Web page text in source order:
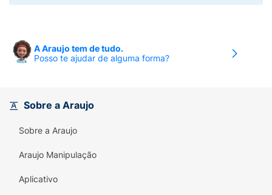
A Araujo tem de tudo.
Posso te ajudar de alguma forma?
Sobre a Araujo
Sobre a Araujo
Araujo Manipulação
Aplicativo